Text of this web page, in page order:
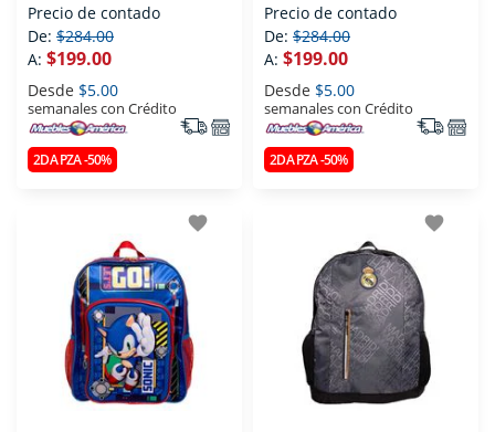
Precio de contado
De: $284.00
A: $199.00
Desde $5.00
semanales con Crédito
2DA PZA -50%
Precio de contado
De: $284.00
A: $199.00
Desde $5.00
semanales con Crédito
2DA PZA -50%
favorite favorite